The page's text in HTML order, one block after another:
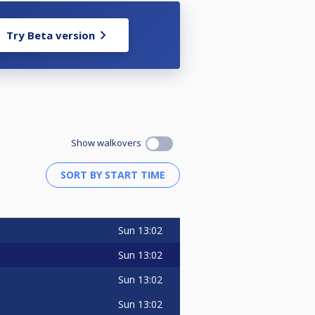
Afhankelijk van het aantal
Try Beta version
Show walkovers
Sun 13:02
Sun 13:02
Sun 13:02
Sun 13:02